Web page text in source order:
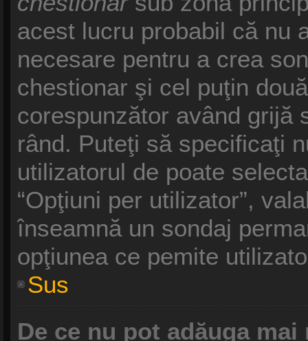
acest lucru probabil că nu
necesare pentru a crea
chestionar şi cel puţin
corespunzător având grijă
rând. Puteţi să specificaţi
utilizatorul de poate
“Opţiuni per utilizator”,
înseamnă un sondaj
opţiunea ce pemite
Sus
De ce nu pot adăuga